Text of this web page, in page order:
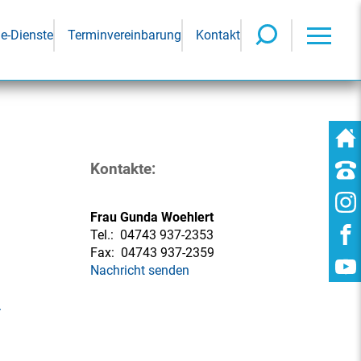
Dienste Terminvereinbarung Kontakt
Kontakte:
Frau Gunda Woehlert
Tel.: 04743 937-2353
Fax: 04743 937-2359
Nachricht senden